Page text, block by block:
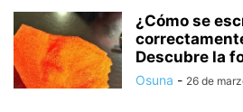
¿Cómo se
Descubre la
Osuna - 26 de